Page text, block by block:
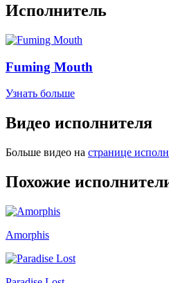
Исполнитель
Fuming Mouth
Узнать больше
Видео исполнителя
Больше видео на странице
Похожие
Amorphis